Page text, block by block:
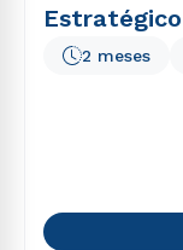
Estratégico
2 meses